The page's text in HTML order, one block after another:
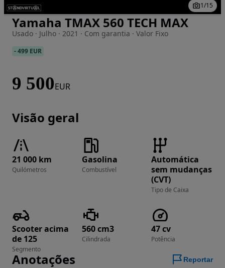
Imagem 1 de 15
1/15
Yamaha TMAX 560 TECH MAX
Usado · Julho · 2021 · Com garantia · Valor Fixo
-499 EUR
9 500EUR
Visão geral
21 000 km
Quilómetros
Gasolina
Combustível
Automática
sem mudanças
(CVT)
Tipo de Caixa
Scooter acima
de 125
Segmento
560 cm3
Cilindrada
47 cv
Potência
Anotações Reportar